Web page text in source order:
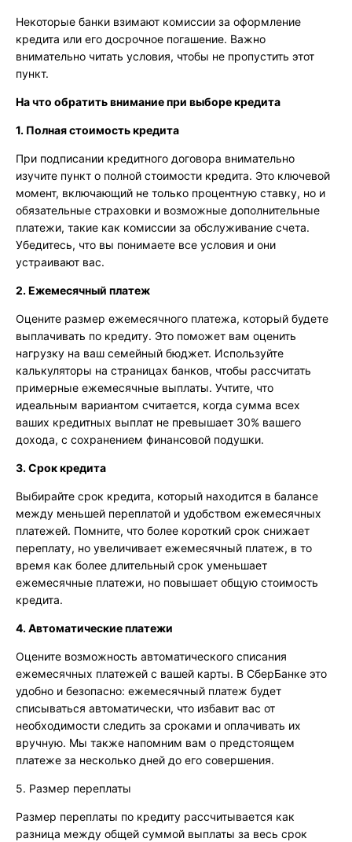
Некоторые банки взимают комиссии за оформление
кредита или его досрочное погашение. Важно
внимательно читать условия, чтобы не пропустить этот
пункт.
На что обратить внимание при выборе кредита
1. Полная стоимость кредита
При подписании кредитного договора внимательно
изучите пункт о полной стоимости кредита. Это ключевой
момент, включающий не только процентную ставку, но и
обязательные страховки и возможные дополнительные
платежи, такие как комиссии за обслуживание счета.
Убедитесь, что вы понимаете все условия и они
устраивают вас.
2. Ежемесячный платеж
Оцените размер ежемесячного платежа, который будете
выплачивать по кредиту. Это поможет вам оценить
нагрузку на ваш семейный бюджет. Используйте
калькуляторы на страницах банков, чтобы рассчитать
примерные ежемесячные выплаты. Учтите, что
идеальным вариантом считается, когда сумма всех
ваших кредитных выплат не превышает 30% вашего
дохода, с сохранением финансовой подушки.
3. Срок кредита
Выбирайте срок кредита, который находится в балансе
между меньшей переплатой и удобством ежемесячных
платежей. Помните, что более короткий срок снижает
переплату, но увеличивает ежемесячный платеж, в то
время как более длительный срок уменьшает
ежемесячные платежи, но повышает общую стоимость
кредита.
4. Автоматические платежи
Оцените возможность автоматического списания
ежемесячных платежей с вашей карты. В СберБанке это
удобно и безопасно: ежемесячный платеж будет
списываться автоматически, что избавит вас от
необходимости следить за сроками и оплачивать их
вручную. Мы также напомним вам о предстоящем
платеже за несколько дней до его совершения.
5. Размер переплаты
Размер переплаты по кредиту рассчитывается как
разница между общей суммой выплаты за весь срок